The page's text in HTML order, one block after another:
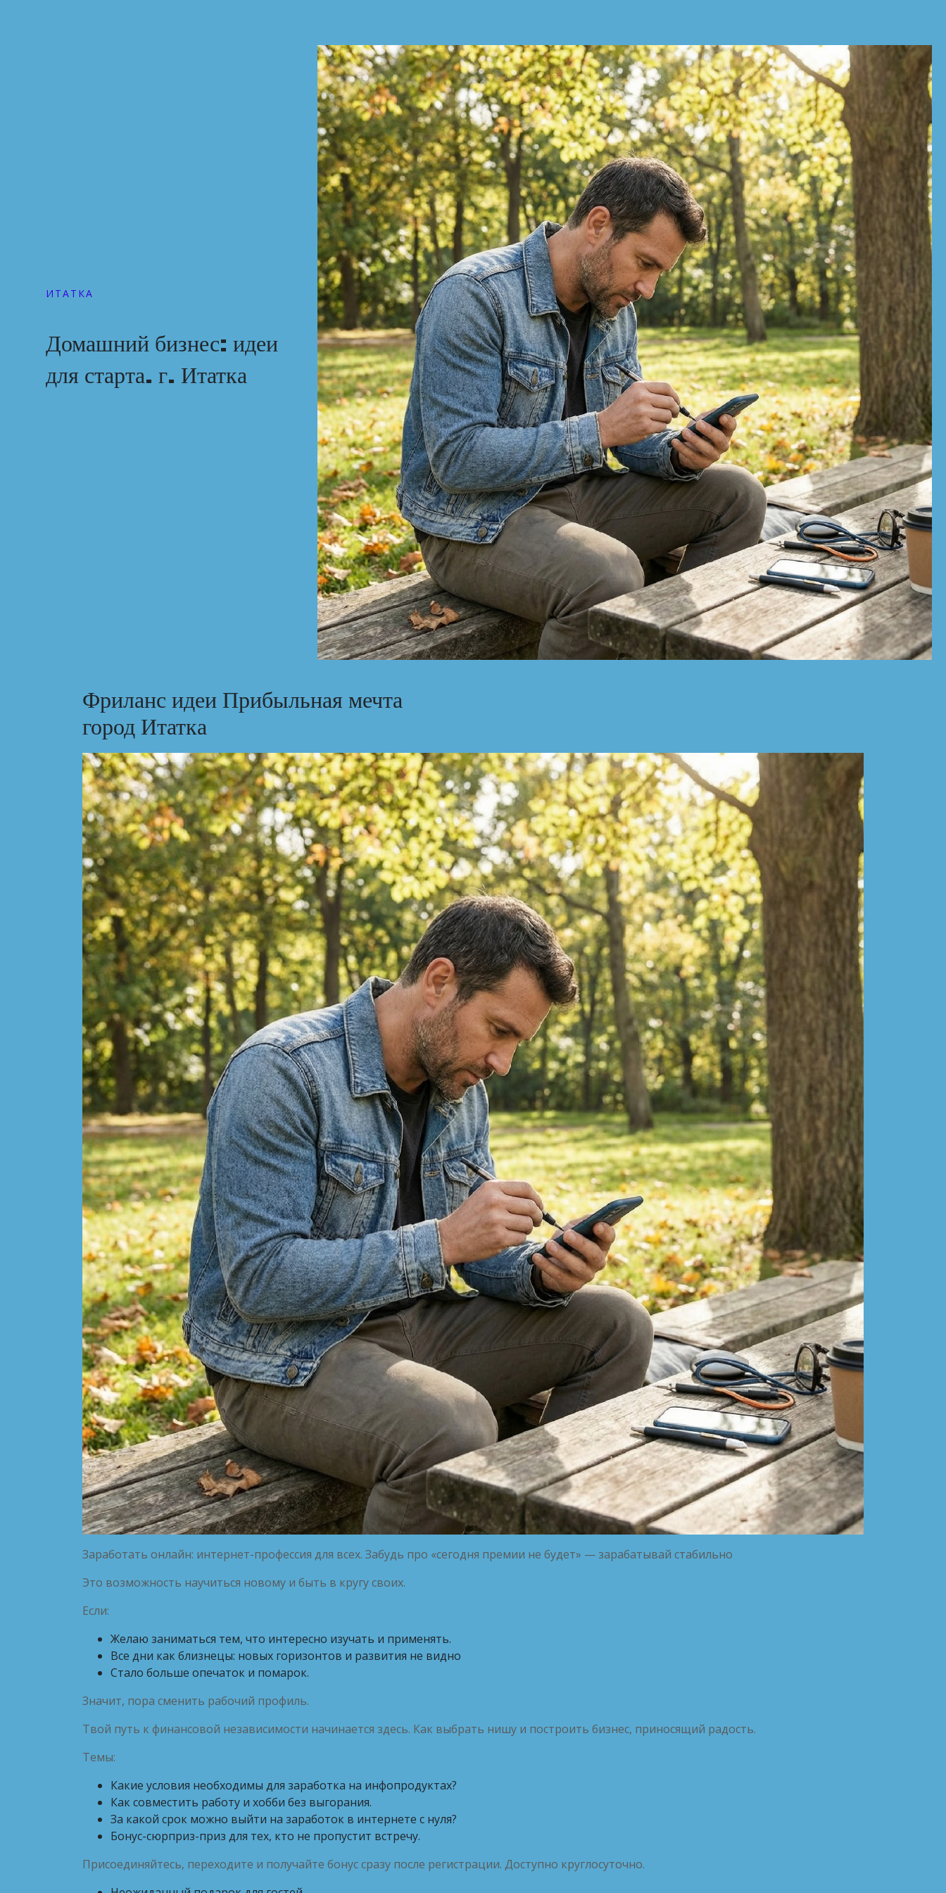
ИТАТКА
Домашний бизнес: идеи
для старта. г. Итатка
Фриланс идеи Прибыльная мечта
город Итатка
Заработать онлайн: интернет-профессия для всех. Забудь про «сегодня премии не будет» — зарабатывай стабильно
Это возможность научиться новому и быть в кругу своих.
Если:
Желаю заниматься тем, что интересно изучать и применять.
Все дни как близнецы: новых горизонтов и развития не видно
Стало больше опечаток и помарок.
Значит, пора сменить рабочий профиль.
Твой путь к финансовой независимости начинается здесь. Как выбрать нишу и построить бизнес, приносящий радость.
Темы:
Какие условия необходимы для заработка на инфопродуктах?
Как совместить работу и хобби без выгорания.
За какой срок можно выйти на заработок в интернете с нуля?
Бонус-сюрприз-приз для тех, кто не пропустит встречу.
Присоединяйтесь, переходите и получайте бонус сразу после регистрации. Доступно круглосуточно.